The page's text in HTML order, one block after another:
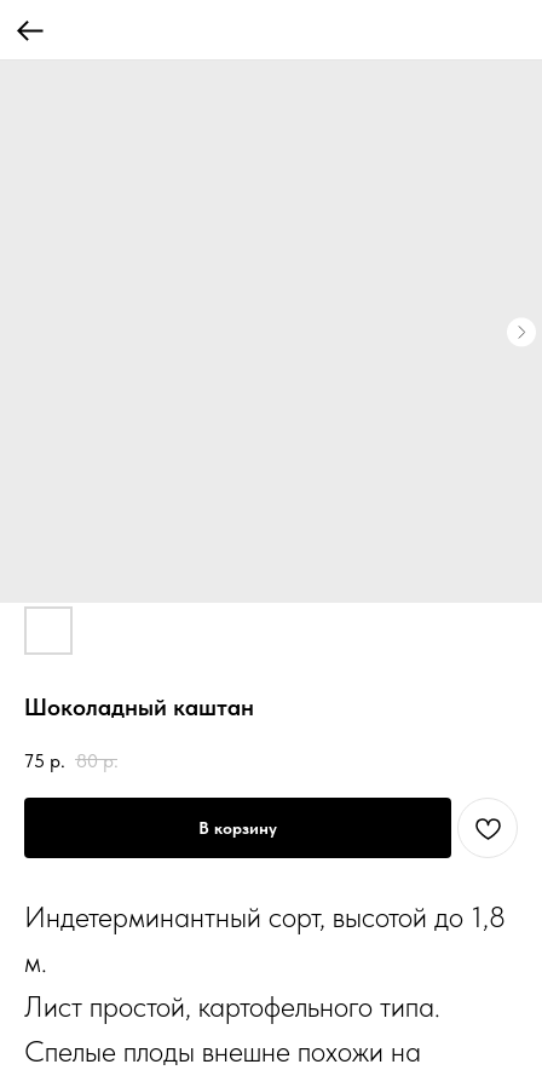
Шоколадный каштан
75 р. 80 р.
В корзину
Индетерминантный сорт, высотой до 1,8
м.
Лист простой, картофельного типа.
Спелые плоды внешне похожи на